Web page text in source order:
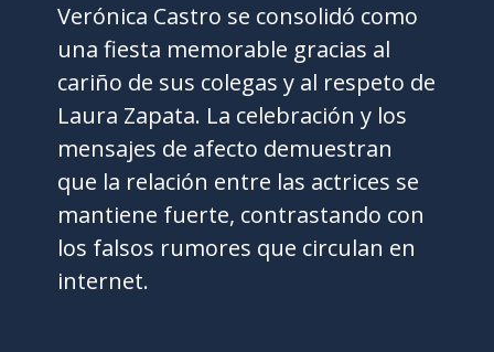
Verónica Castro se consolidó como
una fiesta memorable gracias al
cariño de sus colegas y al respeto de
Laura Zapata. La celebración y los
mensajes de afecto demuestran
que la relación entre las actrices se
mantiene fuerte, contrastando con
los falsos rumores que circulan en
internet.